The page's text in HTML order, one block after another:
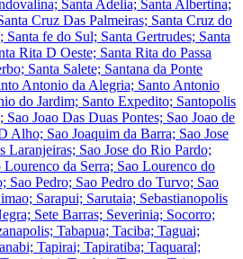
Santa Adelia; Santa Albertina;
Cruz Das Palmeiras; Santa Cruz do
fe do Sul; Santa Gertrudes; Santa
Rita D Oeste; Santa Rita do Passa
Santa Salete; Santana da Ponte
Antonio da Alegria; Santo Antonio
do Jardim; Santo Expedito; Santopolis
Joao Das Duas Pontes; Sao Joao de
Alho; Sao Joaquim da Barra; Sao Jose
Laranjeiras; Sao Jose do Rio Pardo;
Lourenco da Serra; Sao Lourenco do
Pedro; Sao Pedro do Turvo; Sao
Sarapui; Sarutaia; Sebastianopolis
Sete Barras; Severinia; Socorro;
Tabapua; Taciba; Taguai;
Tapirai; Tapiratiba; Taquaral;